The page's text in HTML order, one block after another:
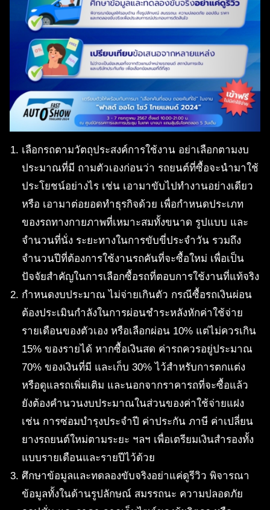
เลือกรถตามวัตถุประสงค์การใช้งาน อย่าเลือกตามงบ
ประมาณที่มี ถามตัวเองก่อนว่า รถยนต์ที่ซื้อจะนำมาใช้
ประโยชน์อย่างไร เช่น เอามาขับไปทำงานอย่างเดียว
หรือ เอามาต่อยอดทำธุรกิจด้วย เพื่อกำหนดประเภท
ของรถทางกายภาพที่เหมาะสมทั้งขนาด รูปแบบ และ
จำนวนที่นั่ง ระยะทางในการขับขี่ประจำวัน รวมถึง
จำนวนปีที่ต้องการใช้งานรถคันที่จะซื้อใหม่ เพื่อเป็น
ปัจจัยสำคัญในการเลือกซื้อรถที่ตอบการใช้งานที่แท้จริง
กำหนดงบประมาณ ไม่จ่ายเกินตัว กรณีซื้อรถเงินผ่อน
ต้องประเมินกำลังในการผ่อนชำระหลังหักค่าใช้จ่าย
รายเดือนของตัวเอง หรือเลือกผ่อน 10% แต่ไม่ควรเกิน
15% ของรายได้ หากซื้อเงินสด ค่ารถควรอยู่ประมาณ
70% ของเงินที่มี และเก็บ 30% ไว้สำหรับการตกแต่ง
หรือดูแลรถเพิ่มเติม และนอกจากราคารถที่จะซื้อแล้ว
ยังต้องคำนวนงบประมาณในส่วนของค่าใช้จ่ายแฝง
เช่น การซ่อมบำรุงประจำปี ค่าประกัน ภาษี ค่าเปลี่ยน
ยางรถยนต์ใหม่ตามระยะ ฯลฯ เพื่อเตรียมเงินสำรองทั้ง
แบบรายเดือนและรายปีไว้ด้วย
ศึกษาข้อมูลและทดลองขับจริงอย่าแค่ดูรีวิว พิจารณา
ข้อมูลทั้งในด้านรูปลักษณ์ สมรรถนะ ความปลอดภัย